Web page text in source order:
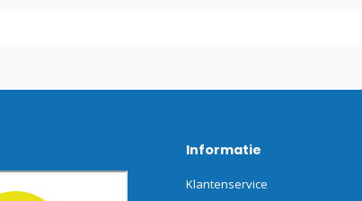
Informatie
Klantenservice